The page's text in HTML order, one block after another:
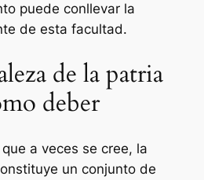
puede conllevar la
de esta facultad.
de la patria
deber
a veces se cree, la
un conjunto de